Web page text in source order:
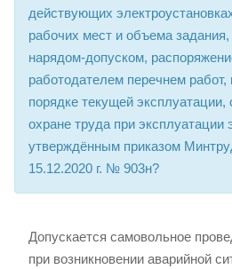
действующих
рабочих мест и объема
нарядом-допуском,
работодателем перечнем
порядке текущей
охране труда при эксплуатации
утверждённым приказом
15.12.2020 г. № 903н?
Допускается самовольное
при возникновении аварийной